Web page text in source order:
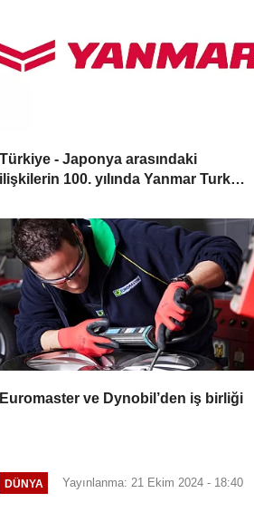
Türkiye - Japonya arasındaki
ilişkilerin 100. yılında Yanmar Turkey
Euromaster ve Dynobil’den iş birliği
DÜNYA Yayınlanma: 21 Ekim 2024 - 18:40